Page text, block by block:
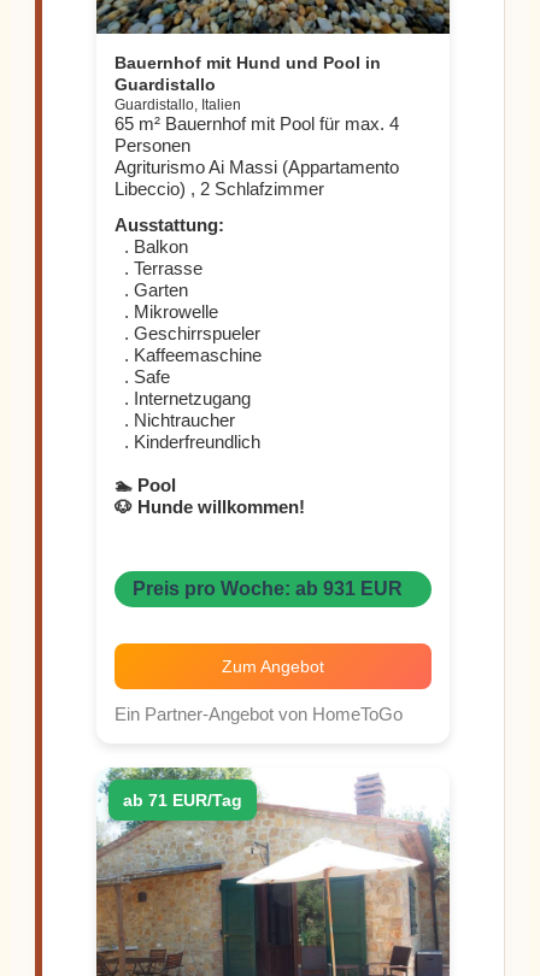
Bauernhof mit Hund und Pool in
Guardistallo
Guardistallo, Italien
65 m² Bauernhof mit Pool für max. 4
Personen
Agriturismo Ai Massi (Appartamento
Libeccio) , 2 Schlafzimmer
Ausstattung:
. Balkon
. Terrasse
. Garten
. Mikrowelle
. Geschirrspueler
. Kaffeemaschine
. Safe
. Internetzugang
. Nichtraucher
. Kinderfreundlich
🏊 Pool
🐶 Hunde willkommen!
Preis pro Woche: ab 931 EUR
Zum Angebot
Ein Partner-Angebot von HomeToGo
ab 71 EUR/Tag